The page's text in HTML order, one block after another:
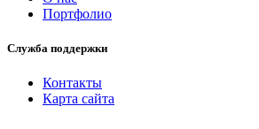
Портфолио
Служба поддержки
Контакты
Карта сайта